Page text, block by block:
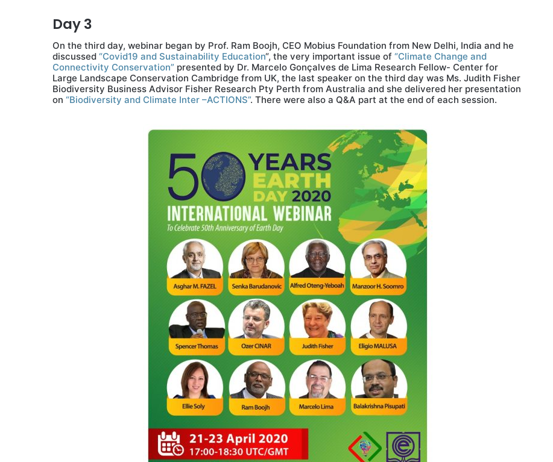
Day 3
On the third day, webinar began by Prof. Ram Boojh, CEO Mobius Foundation from New Delhi, India and he
discussed “Covid19 and Sustainability Education“, the very important issue of “Climate Change and
Connectivity Conservation” presented by Dr. Marcelo Gonçalves de Lima Research Fellow- Center for
Large Landscape Conservation Cambridge from UK, the last speaker on the third day was Ms. Judith Fisher
Biodiversity Business Advisor Fisher Research Pty Perth from Australia and she delivered her presentation
on “Biodiversity and Climate Inter –ACTIONS”. There were also a Q&A part at the end of each session.